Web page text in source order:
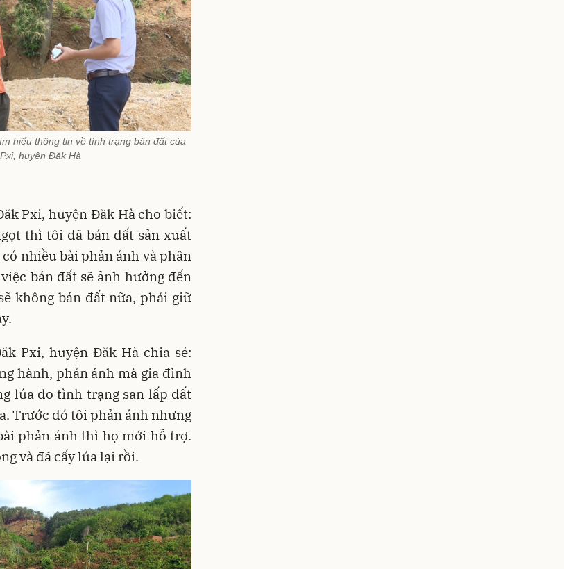
hiểu thông tin về tình trạng bán đất của
huyện Đăk Hà
Pxi, huyện Đăk Hà cho biết:
thì tôi đã bán đất sản xuất
nhiều bài phản ánh và phân
bán đất sẽ ảnh hưởng đến
không bán đất nữa, phải giữ
Pxi, huyện Đăk Hà chia sẻ:
hành, phản ánh mà gia đình
lúa do tình trạng san lấp đất
Trước đó tôi phản ánh nhưng
phản ánh thì họ mới hỗ trợ.
và đã cấy lúa lại rồi.